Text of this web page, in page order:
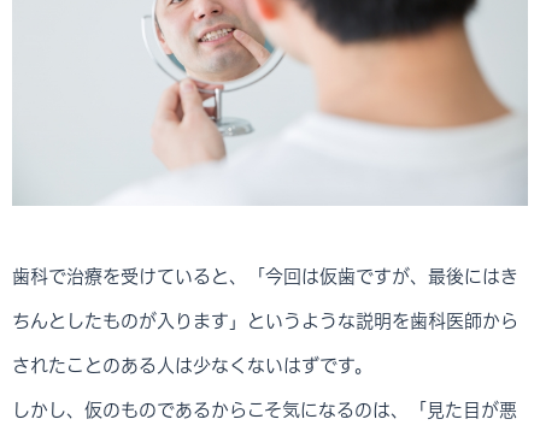
歯科で治療を受けていると、「今回は仮歯ですが、最後にはき
ちんとしたものが入ります」というような説明を歯科医師から
されたことのある人は少なくないはずです。
しかし、仮のものであるからこそ気になるのは、「見た目が悪